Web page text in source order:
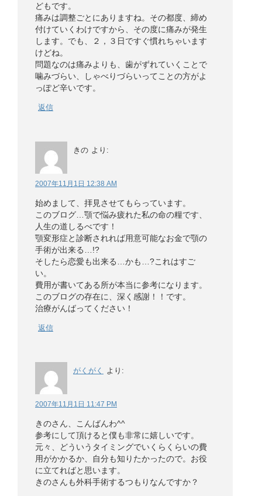
どもです。
痛みは調整ごとにありますね。その都度、締め
付けていくわけですから、その度に痛みが発生
します。でも、２，３日ですぐ慣れちゃいます
けどね。
問題なのは痛みよりも、歯がずれていくことで
噛みづらい、しゃべりづらいってことの方がよ
っぽど辛いです。
返信
きの より:
2007年11月1日 12:38 AM
始めまして、拝見させてもらっています。
このブログ…顎で悩み疲れた私の命の糧です、
人生の道しるべです！
顎変形症と診断されれば用意可能なお金で顎の
手術が出来る…!?
そしたら恋愛も出来る…かも…?これはすご
い。
費用が書いてある所が本当に参考になります。
このブログの存在に、深く感謝！！です。
治療がんばってください！
返信
がくがく より:
2007年11月1日 11:47 PM
きのさん、こんばんわ^^
参考にして頂けると僕も非常に嬉しいです。
元々、どういうタイミングでいくらくらいの費
用がかかるか、自分も知りたかったので。お役
に立てればと思います。
きのさんも外科手術するつもりなんですか？